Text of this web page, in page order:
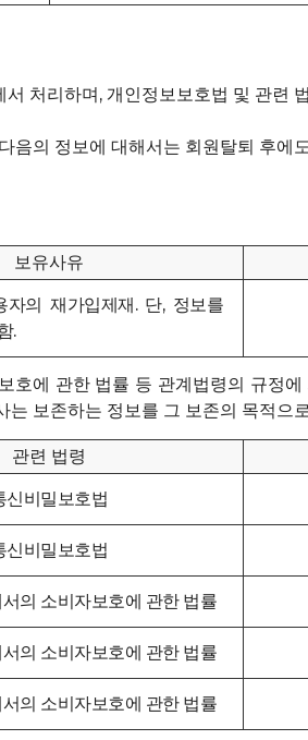
처리하며, 개인정보보호법 및 관련
의 정보에 대해서는 회원탈퇴 후에
보유사유
자의 재가입제재. 단, 정보를
.
에 관한 법률 등 관계법령의 규정
보존하는 정보를 그 보존의 목적으
관련 법령
신비밀보호법
신비밀보호법
의 소비자보호에 관한 법률
의 소비자보호에 관한 법률
의 소비자보호에 관한 법률